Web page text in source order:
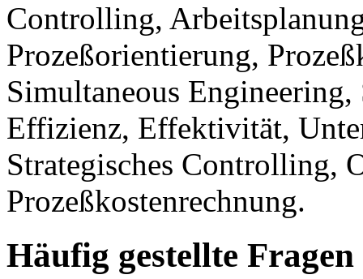
Controlling,
Prozeßorientierung,
Simultaneous
Effizienz, Effektivität,
Strategisches Controlling,
Prozeßkostenrechnung.
Häufig gestellte Fragen